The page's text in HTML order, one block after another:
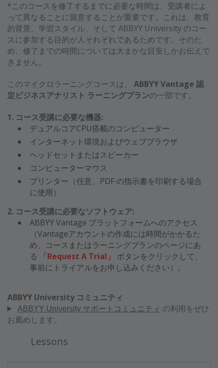
*このコースを修了するまでに必要な時間は、受講者によ
って異なることに留意することが重要です。これは、教育
的背景、学習スタイル、そして ABBYY University のコー
スに参加する目的が人それぞれであるためです。そのた
め、修了までの時間については大まかな目安しかお伝えで
きません。
このマイクロラーニングコースは、 ABBYY Vantage 認
定ビジネスアナリスト ラーニングプランの一部です。
1. コース受講に必要な機器:
デュアルコアCPU搭載のコンピューター
インターネット環境およびウェブブラウザ
ヘッドセットまたはスピーカー
コンピューターマウス
プリンター（任意、PDF の指示書を印刷する場合
に使用）
2. コース受講に必要なソフトウェア:
ABBYY Vantage プラットフォームへのアクセス
（Vantageアカウントの作成には時間がかかるた
め、コースまたはラーニングプランのページにあ
る
「Request A Trial」
ボタンをクリックして、
事前にトライアルをお申し込みください）。
ABBYY University コミュニティ
ABBYY University サポートコミュニティ の利用をぜひ
お薦めします。
Lessons